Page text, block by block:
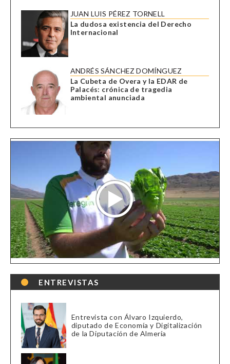
JUAN LUIS PÉREZ TORNELL
La dudosa existencia del Derecho
Internacional
ANDRÉS SÁNCHEZ DOMÍNGUEZ
La Cubeta de Overa y la EDAR de
Palacés: crónica de tragedia
ambiental anunciada
ENTREVISTAS
Entrevista con Álvaro Izquierdo,
diputado de Economía y Digitalización
de la Diputación de Almería